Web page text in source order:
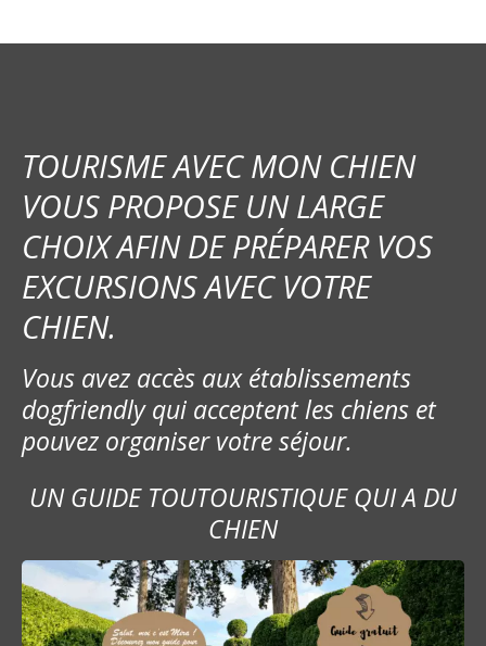
TOURISME AVEC MON CHIEN
VOUS PROPOSE UN LARGE
CHOIX AFIN DE PRÉPARER VOS
EXCURSIONS AVEC VOTRE
CHIEN.
Vous avez accès aux établissements
dogfriendly qui acceptent les chiens et
pouvez organiser votre séjour.
UN GUIDE TOUTOURISTIQUE QUI A DU
CHIEN